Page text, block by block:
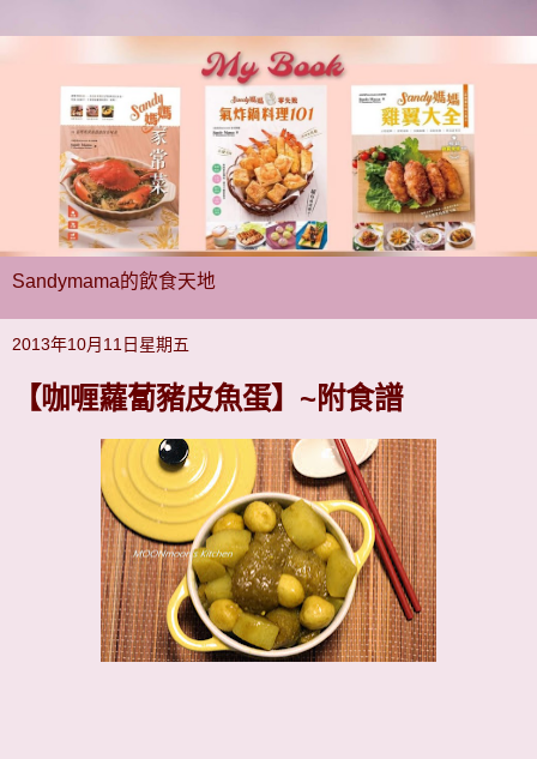
Sandymama的飲食天地
2013年10月11日星期五
【咖喱蘿蔔豬皮魚蛋】~附食譜